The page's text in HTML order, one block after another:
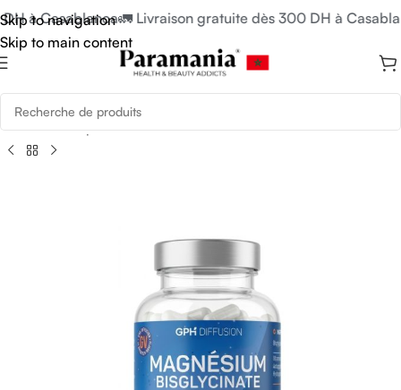
Skip to navigation
Skip to main content
à Casablanca🚛 Livraison gratuite dès 300 DH à
Accueil/Compléments Alimentaires/Stress & Sommeil